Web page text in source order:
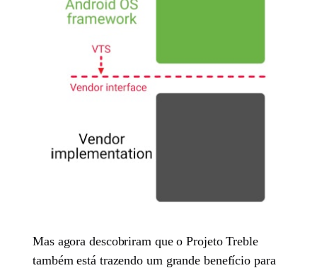
Mas agora descobriram que o Projeto Treble
também está trazendo um grande benefício para